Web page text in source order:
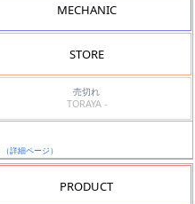
MECHANIC
STORE
売切れ
TORAYA -
（詳細ページ）
PRODUCT